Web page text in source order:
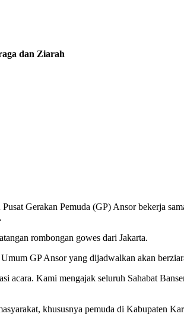
dan Ziarah
Gerakan Pemuda (GP) Ansor bekerja
rombongan gowes dari Jakarta.
GP Ansor yang dijadwalkan akan
Kami mengajak seluruh Sahabat
khususnya pemuda di Kabupaten